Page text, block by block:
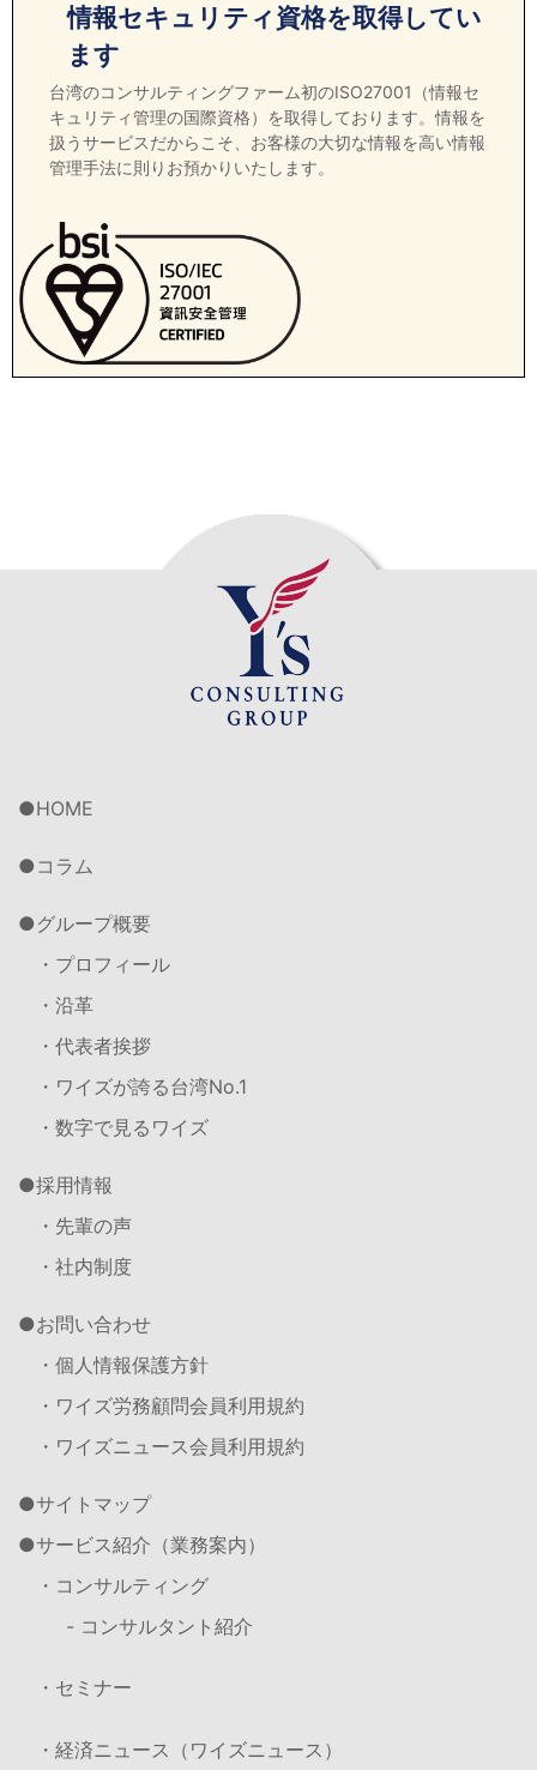
情報セキュリティ資格を取得してい
ます
台湾のコンサルティングファーム初のISO27001（情報セ
キュリティ管理の国際資格）を取得しております。情報を
扱うサービスだからこそ、お客様の大切な情報を高い情報
管理手法に則りお預かりいたします。
HOME
コラム
グループ概要
・プロフィール
・沿革
・代表者挨拶
・ワイズが誇る台湾No.1
・数字で見るワイズ
採用情報
・先輩の声
・社内制度
お問い合わせ
・個人情報保護方針
・ワイズ労務顧問会員利用規約
・ワイズニュース会員利用規約
サイトマップ
サービス紹介（業務案内）
・コンサルティング
- コンサルタント紹介
・セミナー
・経済ニュース（ワイズニュース）